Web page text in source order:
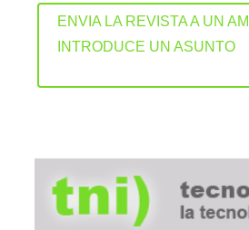
ENVIA LA REVISTA A UN
INTRODUCE UN ASUNTO